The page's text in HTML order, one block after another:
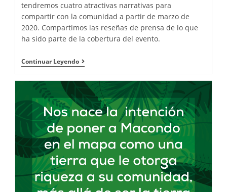
tendremos cuatro atractivas narrativas para
compartir con la comunidad a partir de marzo de
2020. Compartimos las reseñas de prensa de lo que
ha sido parte de la cobertura del evento.
Continuar Leyendo